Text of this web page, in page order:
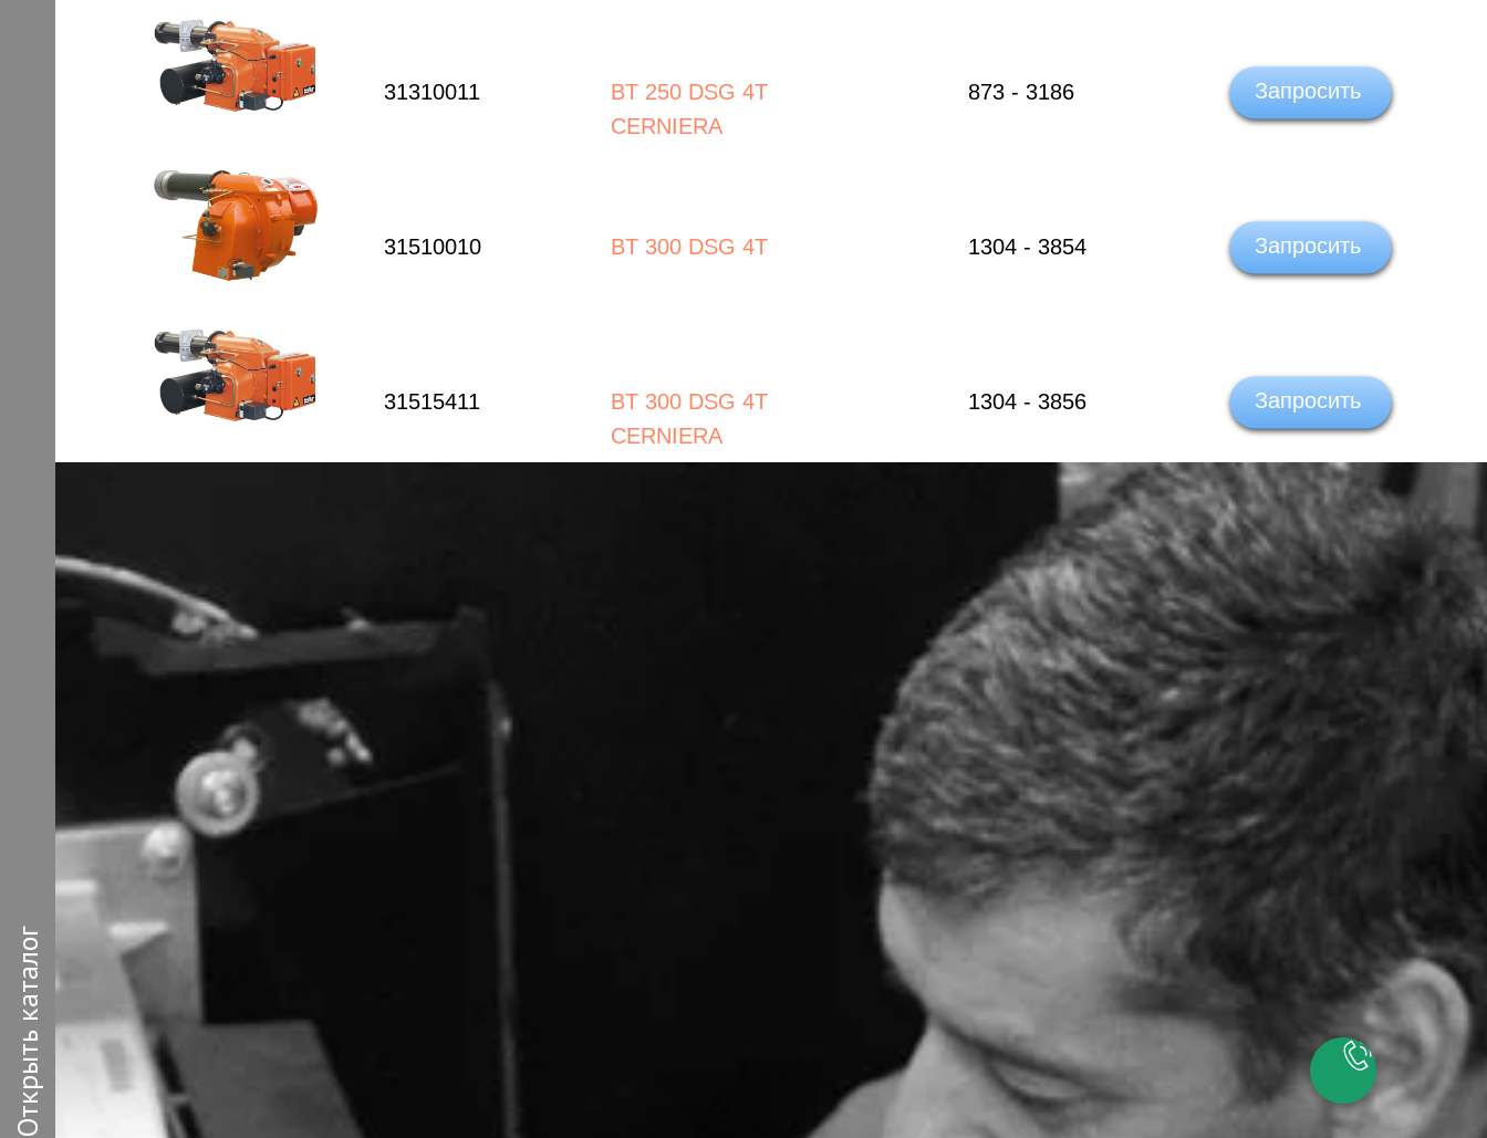
Открыть каталог
31310011
BT 250 DSG 4T
CERNIERA
873 - 3186 Запросить
31510010 BT 300 DSG 4T 1304 - 3854 Запросить
31515411
BT 300 DSG 4T
CERNIERA
1304 - 3856 Запросить